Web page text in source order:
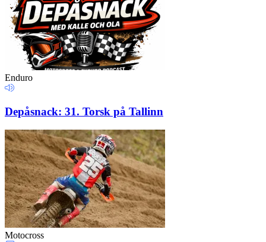
Enduro
Depåsnack: 31. Torsk på Tallinn
Motocross